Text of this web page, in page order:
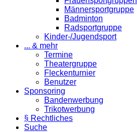
Männersportgruppe
Badminton
Radsportgruppe
Kinder-/Jugendsport
... & mehr
Termine
Theatergruppe
Fleckenturnier
Benutzer
Sponsoring
Bandenwerbung
Trikotwerbung
§ Rechtliches
Suche